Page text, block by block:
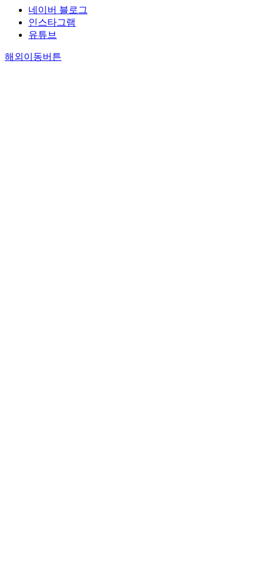
네이버 블로그
인스타그램
유튜브
해외이동버튼